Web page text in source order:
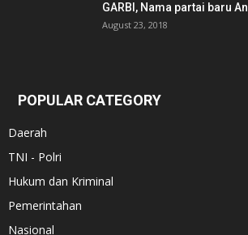
GARBI, Nama partai baru
August 23, 2018
POPULAR CATEGORY
Daerah
TNI - Polri
Hukum dan Kriminal
Pemerintahan
Nasional